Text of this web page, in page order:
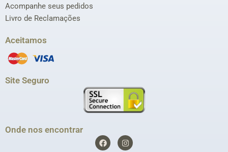
Acompanhe seus pedidos
Livro de Reclamações
Aceitamos
Site Seguro
Onde nos encontrar
F
a
I
n